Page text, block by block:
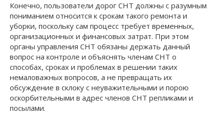
Конечно, пользователи дорог СНТ должны с разумным
пониманием относится к срокам такого ремонта и
уборки, поскольку сам процесс требует временных,
организационных и финансовых затрат. При этом
органы управления СНТ обязаны держать данный
вопрос на контроле и объяснять членам СНТ о
способах, сроках и проблемах в решении таких
немаловажных вопросов, а не превращать их
обсуждение в склоку с неуважительными и порою
оскорбительными в адрес членов СНТ репликами и
посылами.